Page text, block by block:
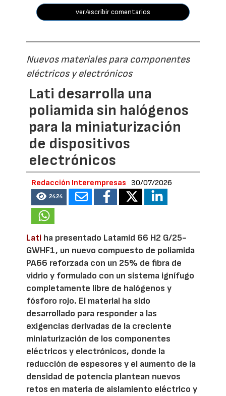
ver/escribir comentarios
Nuevos materiales para componentes
eléctricos y electrónicos
Lati desarrolla una
poliamida sin halógenos
para la miniaturización
de dispositivos
electrónicos
Redacción Interempresas 30/07/2026
2424
Lati ha presentado Latamid 66 H2 G/25-
GWHF1, un nuevo compuesto de poliamida
PA66 reforzada con un 25% de fibra de
vidrio y formulado con un sistema ignífugo
completamente libre de halógenos y
fósforo rojo. El material ha sido
desarrollado para responder a las
exigencias derivadas de la creciente
miniaturización de los componentes
eléctricos y electrónicos, donde la
reducción de espesores y el aumento de la
densidad de potencia plantean nuevos
retos en materia de aislamiento eléctrico y